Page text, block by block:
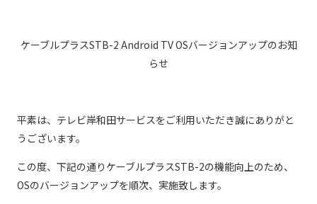
お問い合わせ
料請求
資料請求
ケーブルプラスSTB-2 Android TV OSバージョンアップのお知
らせ
平素は、テレビ岸和田サービスをご利用いただき誠にありがと
うございます。
この度、下記の通りケーブルプラスSTB-2の機能向上のため、
OSのバージョンアップを順次、実施致します。